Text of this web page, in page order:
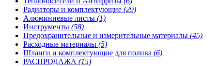
Радиаторы и комплектующие (29)
Алюминиевые листы (1)
Инструменты (58)
Предохранительные и измерительные материалы (45)
Расходные материалы (5)
Шланги и комплектующие для полива (6)
РАСПРОДАЖА (15)